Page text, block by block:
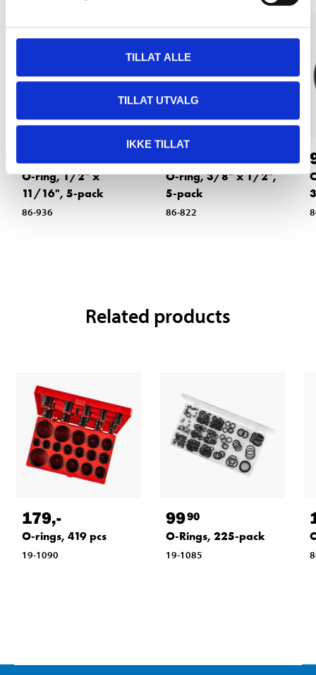
TILLAT ALLE
TILLAT UTVALG
IKKE TILLAT
9
O-ring, 1/2" x
11/16", 5-pack
86-936
9
O-ring, 3/8" x 1/2",
5-pack
86-822
Related products
179,-
O-rings, 419 pcs
19-1090
9990
O-Rings, 225-pack
19-1085